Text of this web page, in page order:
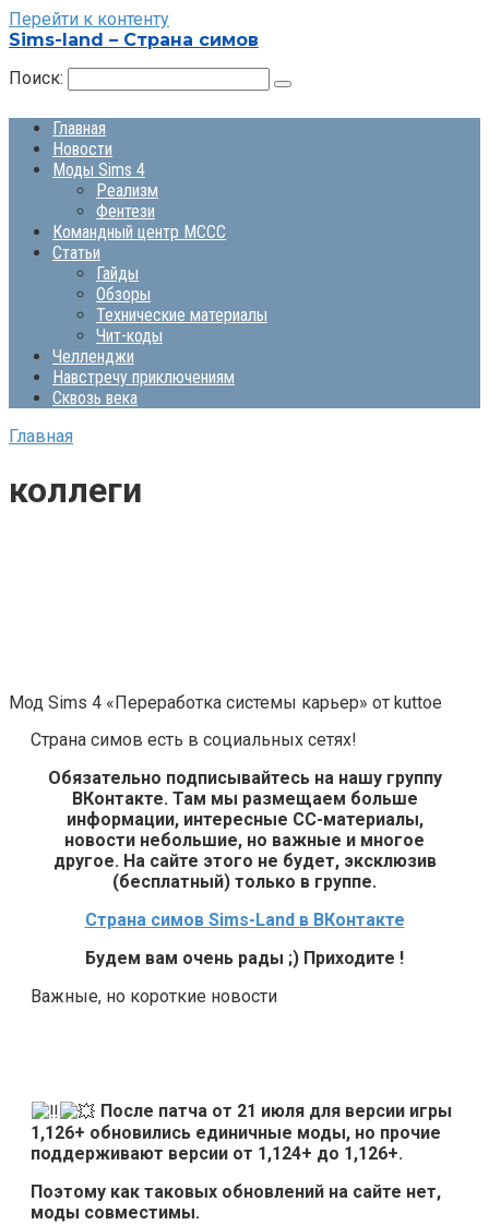
Перейти к контенту
Sims-land – Страна симов
Поиск:
Главная
Новости
Моды Sims 4
Реализм
Фентези
Командный центр MCCC
Статьи
Гайды
Обзоры
Технические материалы
Чит-коды
Челленджи
Навстречу приключениям
Сквозь века
Главная
коллеги
Мод Sims 4 «Переработка системы карьер» от kuttoe
Страна симов есть в социальных сетях!
Обязательно подписывайтесь на нашу группу
ВКонтакте. Там мы размещаем больше
информации, интересные СС-материалы,
новости небольшие, но важные и многое
другое. На сайте этого не будет, эксклюзив
(бесплатный) только в группе.
Страна симов Sims-Land в ВКонтакте
Будем вам очень рады ;) Приходите !
Важные, но короткие новости
После патча от 21 июля для версии игры
1,126+ обновились единичные моды, но прочие
поддерживают версии от 1,124+ до 1,126+.
Поэтому как таковых обновлений на сайте нет,
моды совместимы.